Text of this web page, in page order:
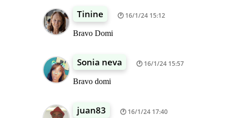
Tinine 16/1/24 15:12
Bravo Domi
Sonia neva 16/1/24 15:57
Bravo domi
juan83 16/1/24 17:40